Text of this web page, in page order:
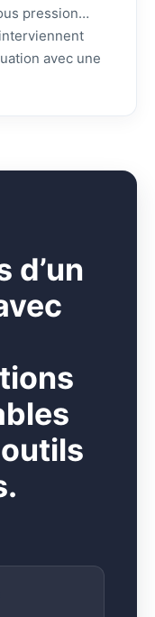
pression…
avec une
d’un